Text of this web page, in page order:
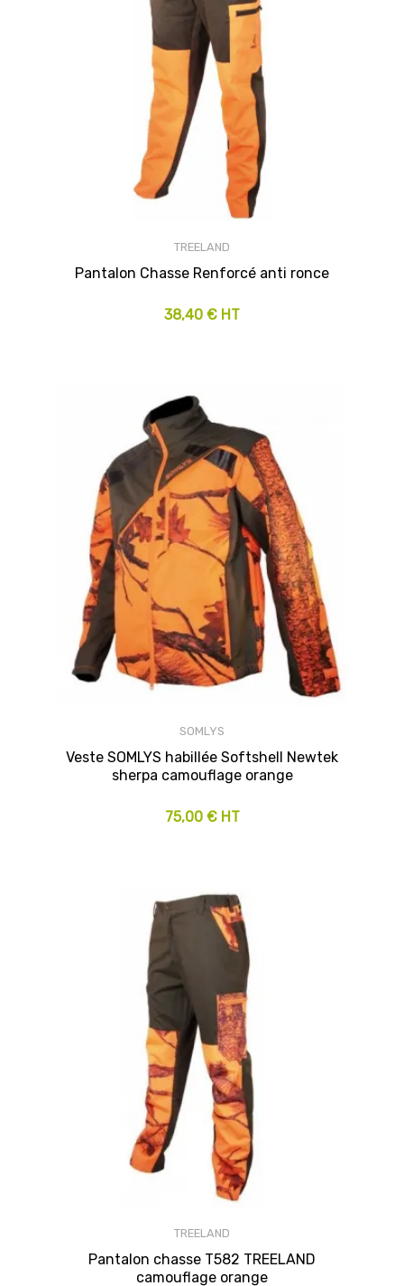
TREELAND
Pantalon Chasse Renforcé anti ronce
38,40 € HT
SOMLYS
Veste SOMLYS habillée Softshell Newtek
sherpa camouflage orange
75,00 € HT
TREELAND
Pantalon chasse T582 TREELAND
camouflage orange